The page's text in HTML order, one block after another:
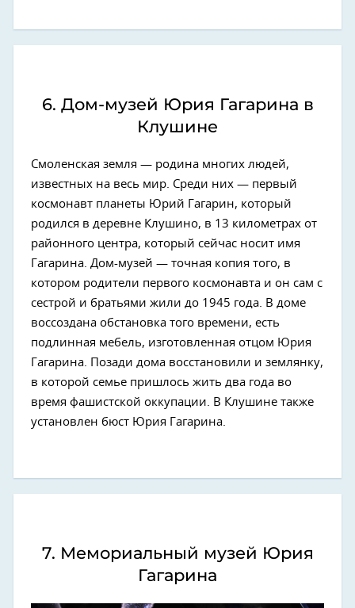
6. Дом-музей Юрия Гагарина в
Клушине
Смоленская земля — родина многих людей,
известных на весь мир. Среди них — первый
космонавт планеты Юрий Гагарин, который
родился в деревне Клушино, в 13 километрах от
районного центра, который сейчас носит имя
Гагарина. Дом-музей — точная копия того, в
котором родители первого космонавта и он сам с
сестрой и братьями жили до 1945 года. В доме
воссоздана обстановка того времени, есть
подлинная мебель, изготовленная отцом Юрия
Гагарина. Позади дома восстановили и землянку,
в которой семье пришлось жить два года во
время фашистской оккупации. В Клушине также
установлен бюст Юрия Гагарина.
7. Мемориальный музей Юрия
Гагарина